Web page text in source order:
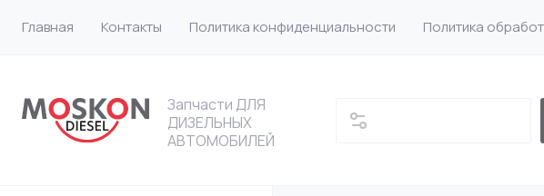
Главная Контакты Политика конфиденциальности Политика
Запчасти ДЛЯ
ДИЗЕЛЬНЫХ
АВТОМОБИЛЕЙ